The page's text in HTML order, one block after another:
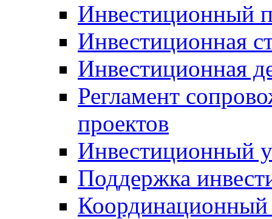
Инвестиционный
Инвестиционная
Инвестиционная
Регламент
проектов
Инвестиционный
Поддержка
Координационный